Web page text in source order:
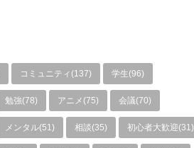
コミュニティ(137) 学生(96)
勉強(78) アニメ(75) 会議(70)
メンタル(51) 相談(35) 初心者大歓迎(31)